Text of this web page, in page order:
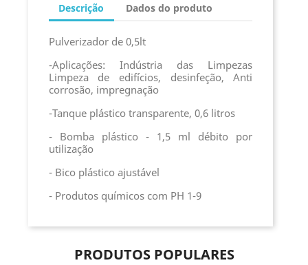
Descrição Dados do produto
Pulverizador de 0,5lt
-Aplicações: Indústria das Limpezas
Limpeza de edifícios, desinfeção, Anti
corrosão, impregnação
-Tanque plástico transparente, 0,6 litros
- Bomba plástico - 1,5 ml débito por
utilização
- Bico plástico ajustável
- Produtos químicos com PH 1-9
PRODUTOS POPULARES